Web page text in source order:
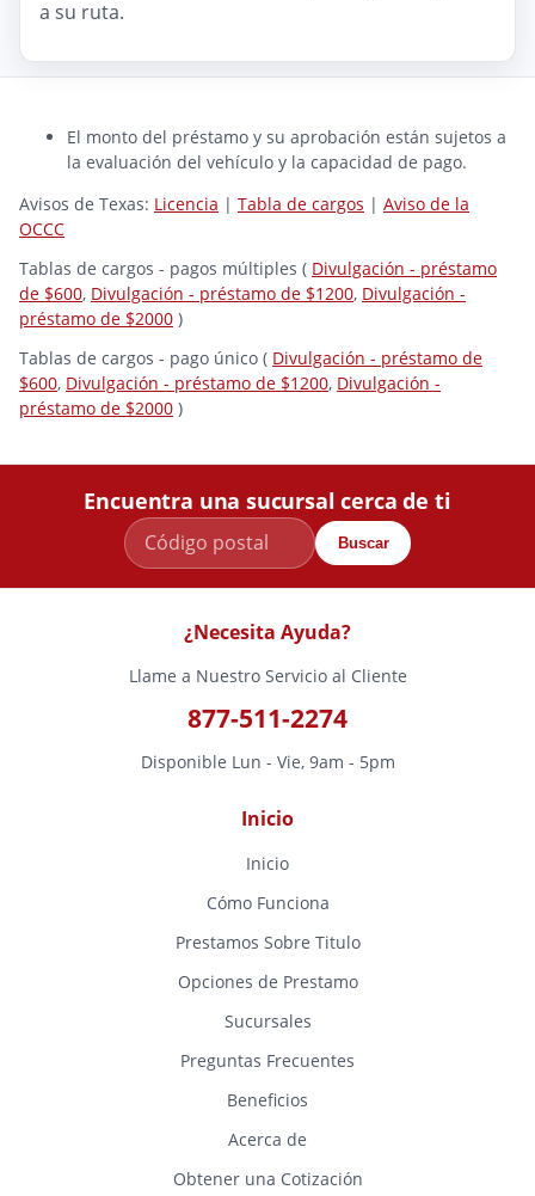
a su ruta.
El monto del préstamo y su aprobación están sujetos a
la evaluación del vehículo y la capacidad de pago.
Avisos de Texas: Licencia | Tabla de cargos | Aviso de la
OCCC
Tablas de cargos - pagos múltiples ( Divulgación - préstamo
de $600, Divulgación - préstamo de $1200, Divulgación -
préstamo de $2000 )
Tablas de cargos - pago único ( Divulgación - préstamo de
$600, Divulgación - préstamo de $1200, Divulgación -
préstamo de $2000 )
Encuentra una sucursal cerca de ti
Buscar
¿Necesita Ayuda?
Llame a Nuestro Servicio al Cliente
877-511-2274
Disponible Lun - Vie, 9am - 5pm
Inicio
Inicio
Cómo Funciona
Prestamos Sobre Titulo
Opciones de Prestamo
Sucursales
Preguntas Frecuentes
Beneficios
Acerca de
Obtener una Cotización